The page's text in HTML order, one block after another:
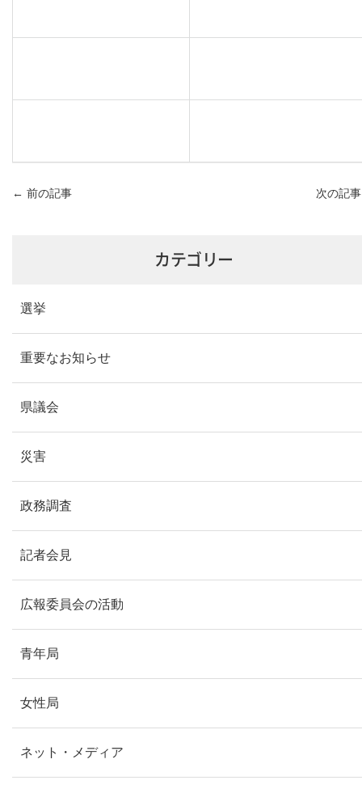
← 前の記事 次の記
カテゴリー
選挙
重要なお知らせ
県議会
災害
政務調査
記者会見
広報委員会の活動
青年局
女性局
ネット・メディア